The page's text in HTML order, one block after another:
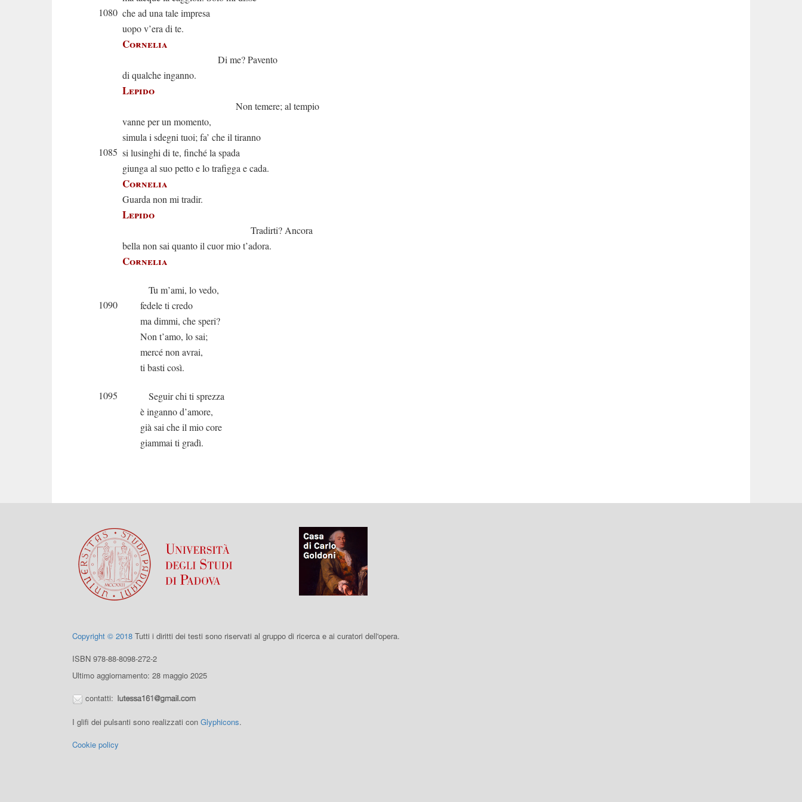
1080 che ad una tale impresa
uopo v’era di te.
Cornelia
Di me? Pavento
di qualche inganno.
Lepido
Non temere; al tempio
vanne per un momento,
simula i sdegni tuoi; fa’ che il tiranno
1085 si lusinghi di te, finché la spada
giunga al suo petto e lo trafigga e cada.
Cornelia
Guarda non mi tradir.
Lepido
Tradirti? Ancora
bella non sai quanto il cuor mio t’adora.
Cornelia
Tu m’ami, lo vedo,
1090
fedele ti credo
ma dimmi, che speri?
Non t’amo, lo sai;
mercé non avrai,
ti basti così.
1095
Seguir chi ti sprezza
è inganno d’amore,
già sai che il mio core
giammai ti gradì.
Copyright © 2018 Tutti i diritti dei testi sono riservati al gruppo di ricerca e ai curatori dell'opera.
ISBN 978-88-8098-272-2
Ultimo aggiornamento: 28 maggio 2025
contatti:
I glifi dei pulsanti sono realizzati con Glyphicons.
Cookie policy